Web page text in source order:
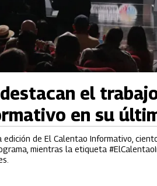
de El Calentao Informativo,
mientras la etiqueta
el
en su